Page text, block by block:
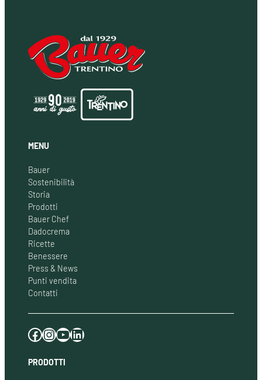
MENU
Bauer
Sostenibilità
Storia
Prodotti
Bauer Chef
Dadocrema
Ricette
Benessere
Press & News
Punti vendita
Contatti
Facebook Instagram YouTube LinkedIn
PRODOTTI